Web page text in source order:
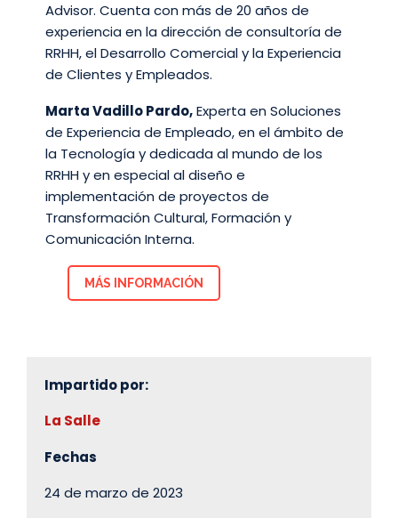
Advisor. Cuenta con más de 20 años de
experiencia en la dirección de consultoría de
RRHH, el Desarrollo Comercial y la Experiencia
de Clientes y Empleados.
Marta Vadillo Pardo,Experta en Soluciones
de Experiencia de Empleado, en el ámbito de
la Tecnología y dedicada al mundo de los
RRHH y en especial al diseño e
implementación de proyectos de
Transformación Cultural, Formación y
Comunicación Interna.
MÁS INFORMACIÓN
Impartido por:
La Salle
Fechas
24 de marzo de 2023